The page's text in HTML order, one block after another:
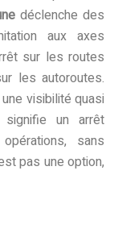
déclenche des
aux axes
sur les routes
les autoroutes.
visibilité quasi
signifie un arrêt
sans
pas une option,